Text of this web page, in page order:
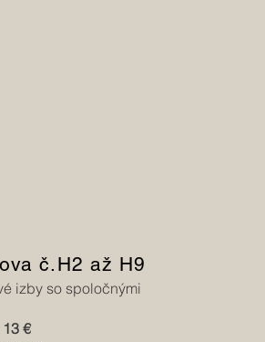
č.H2 až H9
izby so spoločnými
13 €